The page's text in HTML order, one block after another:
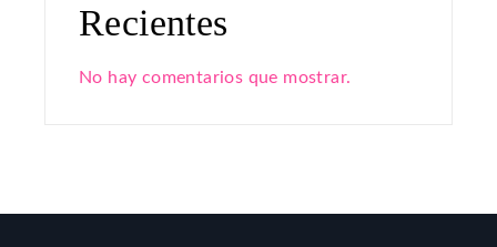
Recientes
No hay comentarios que mostrar.